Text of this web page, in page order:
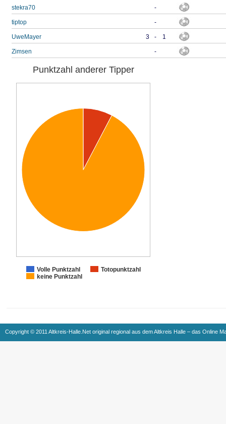
stekra70 -
tiptop -
UweMayer 3 - 1
Zimsen -
Punktzahl anderer Tipper
Volle Punktzahl
Totopunktzahl
keine Punktzahl
Copyright © 2011 Altkreis-Halle.Net original regional aus dem Altkreis Halle – das Online